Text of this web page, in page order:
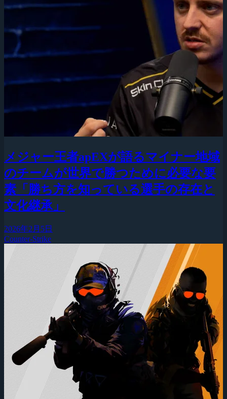
メジャー王者apEXが語るマイナー地域
のチームが世界で勝つために必要な要
素「勝ち方を知っている選手の存在と
文化継承」
2026年2月5日
Counter-Strike